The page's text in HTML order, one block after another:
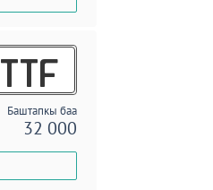
TTF
Баштапкы баа
32 000